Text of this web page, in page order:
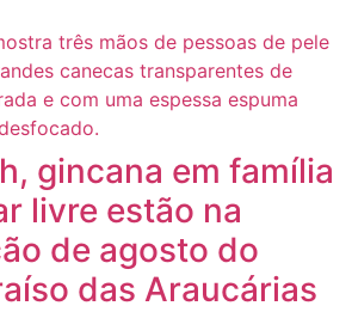
gincana em família
livre estão na
de agosto do
das Araucárias